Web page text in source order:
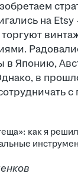
на
торгуют
в Японию,
в